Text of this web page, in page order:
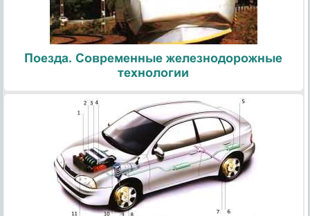
Поезда. Современные железнодорожные
технологии